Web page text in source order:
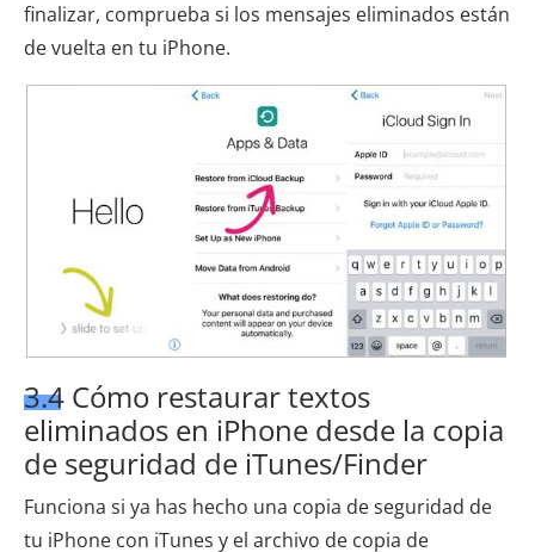
finalizar, comprueba si los mensajes eliminados están
de vuelta en tu iPhone.
3.4 Cómo restaurar textos
eliminados en iPhone desde la copia
de seguridad de iTunes/Finder
Funciona si ya has hecho una copia de seguridad de
tu iPhone con iTunes y el archivo de copia de